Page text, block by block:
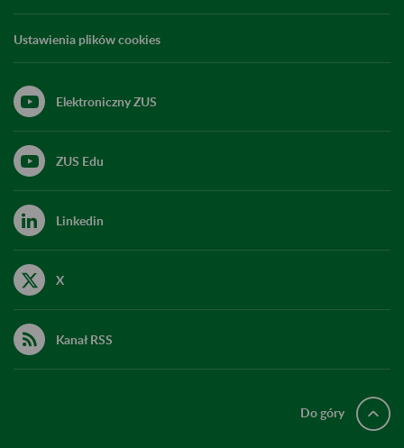
Ustawienia plików cookies
Elektroniczny ZUS
ZUS Edu
Linkedin
X
Kanał RSS
Do góry